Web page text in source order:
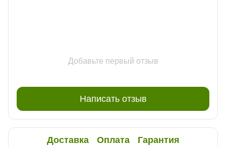
Добавьте первый отзыв
Написать отзыв
Доставка Оплата Гарантия